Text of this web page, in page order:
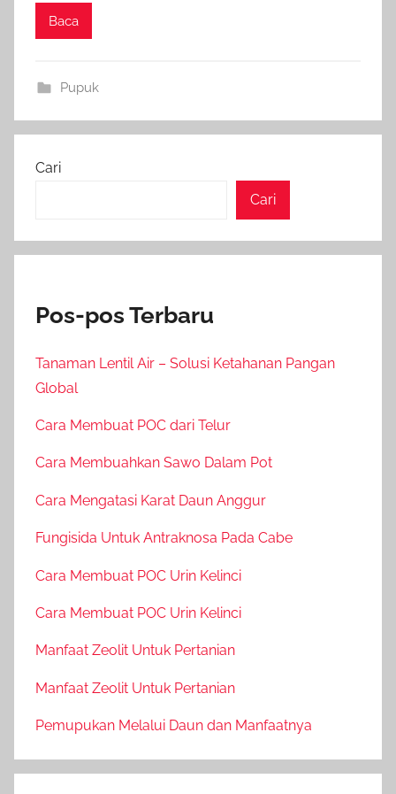
Baca
Pupuk
Cari
Cari
Pos-pos Terbaru
Tanaman Lentil Air – Solusi Ketahanan Pangan
Global
Cara Membuat POC dari Telur
Cara Membuahkan Sawo Dalam Pot
Cara Mengatasi Karat Daun Anggur
Fungisida Untuk Antraknosa Pada Cabe
Cara Membuat POC Urin Kelinci
Cara Membuat POC Urin Kelinci
Manfaat Zeolit Untuk Pertanian
Manfaat Zeolit Untuk Pertanian
Pemupukan Melalui Daun dan Manfaatnya